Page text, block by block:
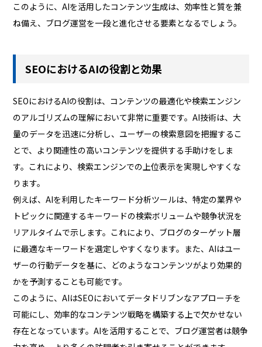
このように、AIを活用したコンテンツ生成は、効率性と質を兼
ね備え、ブログ運営を一段と進化させる要素となるでしょう。
SEOにおけるAIの役割と効果
SEOにおけるAIの役割は、コンテンツの最適化や検索エンジン
のアルゴリズムの理解において非常に重要です。AI技術は、大
量のデータを迅速に分析し、ユーザーの検索意図を把握するこ
とで、より関連性の高いコンテンツを提供する手助けをしま
す。これにより、検索エンジンでの上位表示を実現しやすくな
ります。
例えば、AIを利用したキーワード分析ツールは、特定の業界や
トピックに関連するキーワードの検索ボリュームや競争状況を
リアルタイムで示します。これにより、ブログのターゲット層
に最適なキーワードを選定しやすくなります。また、AIはユー
ザーの行動データを基に、どのようなコンテンツがより効果的
かを予測することも可能です。
このように、AIはSEOにおいてデータドリブンなアプローチを
可能にし、効率的なコンテンツ戦略を構築する上で欠かせない
存在となっています。AIを活用することで、ブログ運営者は競争